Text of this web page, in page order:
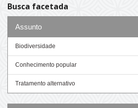
Busca facetada
Assunto
Biodiversidade
Conhecimento popular
Tratamento alternativo